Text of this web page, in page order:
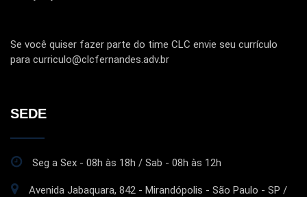
Se você quiser fazer parte do time CLC envie seu currículo
para curriculo@clcfernandes.adv.br
SEDE
Seg a Sex - 08h às 18h / Sab - 08h às 12h
Avenida Jabaquara, 842 - Mirandópolis - São Paulo - SP /